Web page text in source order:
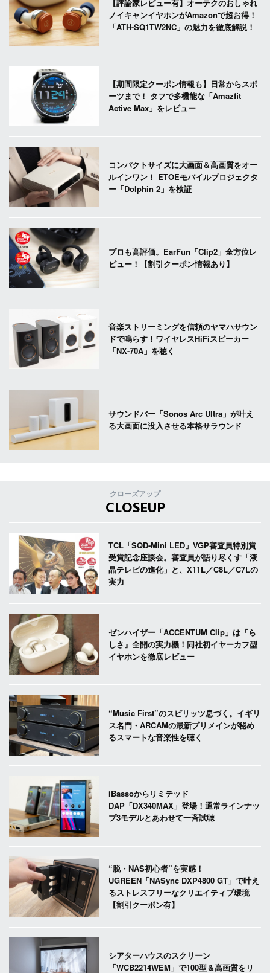
【評論家レビュー有】オーテクのおしゃれ
ノイキャンイヤホンがAmazonで超お得！
「ATH-SQ1TW2NC」の魅力を徹底解説！
【期間限定クーポン情報も】日常からスポ
ーツまで！ タフで多機能な「Amazfit
Active Max」をレビュー
コンパクトサイズに大画面＆高画質をオー
ルインワン！ ETOEモバイルプロジェクタ
ー「Dolphin 2」を検証
プロも高評価。EarFun「Clip2」全方位レ
ビュー！【割引クーポン情報あり】
音楽ストリーミングを信頼のヤマハサウン
ドで鳴らす！ワイヤレスHiFiスピーカー
「NX-70A」を聴く
サウンドバー「Sonos Arc Ultra」が叶え
る大画面に没入させる本格サラウンド
クローズアップ
CLOSEUP
TCL「SQD-Mini LED」VGP審査員特別賞
受賞記念座談会。審査員が語り尽くす「液
晶テレビの進化」と、X11L／C8L／C7Lの
実力
ゼンハイザー「ACCENTUM Clip」は『ら
しさ』全開の実力機！同社初イヤーカフ型
イヤホンを徹底レビュー
“Music First”のスピリッツ息づく。イギリ
ス名門・ARCAMの最新プリメインが秘め
るスマートな音楽性を聴く
iBassoからリミテッド
DAP「DX340MAX」登場！通常ラインナッ
プ3モデルとあわせて一斉試聴
“脱・NAS初心者”を実感！
UGREEN「NASync DXP4800 GT」で叶え
るストレスフリーなクリエイティブ環境
【割引クーポン有】
シアターハウスのスクリーン
「WCB2214WEM」で100型＆高画質をリ